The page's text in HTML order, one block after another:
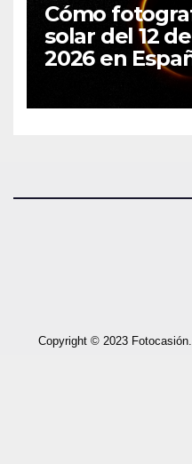
Cómo
solar del 12
2026 en
Copyright © 2023